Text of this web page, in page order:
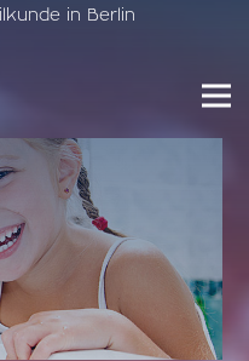
in Berlin